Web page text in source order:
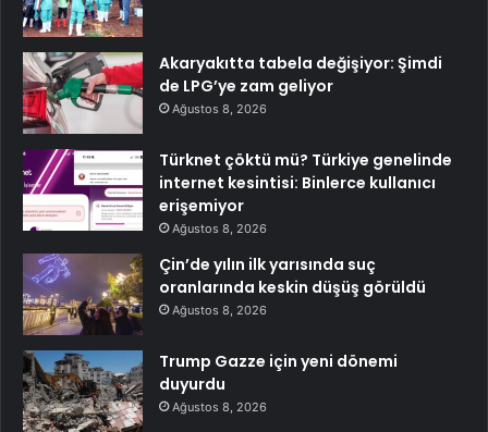
Akaryakıtta tabela değişiyor: Şimdi
de LPG’ye zam geliyor
Ağustos 8, 2026
Türknet çöktü mü? Türkiye genelinde
internet kesintisi: Binlerce kullanıcı
erişemiyor
Ağustos 8, 2026
Çin’de yılın ilk yarısında suç
oranlarında keskin düşüş görüldü
Ağustos 8, 2026
Trump Gazze için yeni dönemi
duyurdu
Ağustos 8, 2026